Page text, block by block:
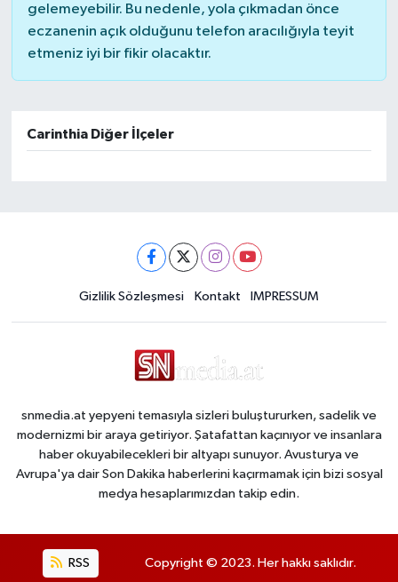
gelemeyebilir. Bu nedenle, yola çıkmadan önce
eczanenin açık olduğunu telefon aracılığıyla teyit
etmeniz iyi bir fikir olacaktır.
Carinthia Diğer İlçeler
Gizlilik Sözleşmesi Kontakt IMPRESSUM
snmedia.at yepyeni temasıyla sizleri buluştururken, sadelik ve
modernizmi bir araya getiriyor. Şatafattan kaçınıyor ve insanlara
haber okuyabilecekleri bir altyapı sunuyor. Avusturya ve
Avrupa'ya dair Son Dakika haberlerini kaçırmamak için bizi sosyal
medya hesaplarımızdan takip edin.
RSS Copyright © 2023. Her hakkı saklıdır.